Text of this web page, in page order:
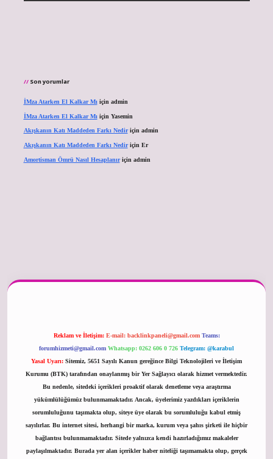
Son yorumlar
İMza Atarken El Kalkar Mıiçin admin
İMza Atarken El Kalkar Mıiçin Yasemin
Akışkanın Katı Maddeden Farkı Nediriçin admin
Akışkanın Katı Maddeden Farkı Nediriçin Er
Amortisman Ömrü Nasıl Hesaplanıriçin admin
Reklam ve İletişim: E-mail: backlinkpaneli@gmail.com Teams:
forumhizmeti@gmail.com Whatsapp: 0262 606 0 726 Telegram: @karabul
Yasal Uyarı: Sitemiz, 5651 Sayılı Kanun gereğince Bilgi Teknolojileri ve İletişim
Kurumu (BTK) tarafından onaylanmış bir Yer Sağlayıcı olarak hizmet vermektedir.
Bu nedenle, sitedeki içerikleri proaktif olarak denetleme veya araştırma
yükümlülüğümüz bulunmamaktadır. Ancak, üyelerimiz yazdıkları içeriklerin
sorumluluğunu taşımakta olup, siteye üye olarak bu sorumluluğu kabul etmiş
sayılırlar. Bu internet sitesi, herhangi bir marka, kurum veya şahıs şirketi ile hiçbir
bağlantısı bulunmamaktadır. Sitede yalnızca kendi hazırladığımız makaleler
paylaşılmaktadır. Burada yer alan içerikler haber niteliği taşımamakta olup, gerçek